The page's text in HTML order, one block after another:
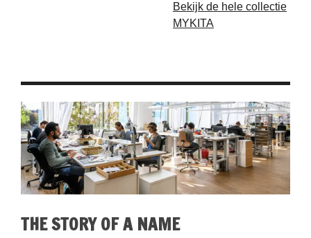
Bekijk de hele collectie
MYKITA
THE STORY OF A NAME